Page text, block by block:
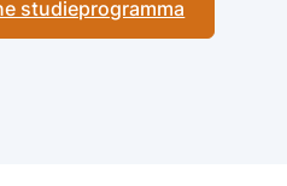
studieprogramma